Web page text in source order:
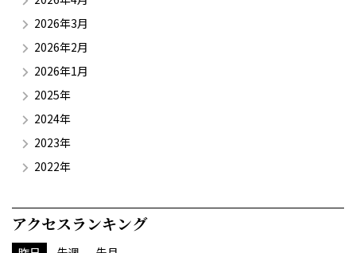
2026年3月
2026年2月
2026年1月
2025年
2024年
2023年
2022年
アクセスランキング